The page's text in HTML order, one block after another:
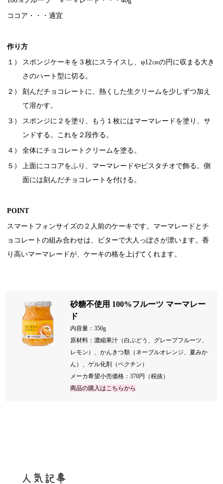
ココア・・・適宜
作り方
１）
スポンジケーキを３枚にスライスし、φ12㎝の円に収まる大き
さのハート型に切る。
２）
刻んだチョコレートに、熱くした生クリームを少しずつ加え
て溶かす。
３）
スポンジに２を塗り、もう１枚にはマーマレードを塗り、サ
ンドする。これを２段作る。
４） 全体にチョコレートクリームを塗る。
５）
上面にココアをふり、マーマレードやピスタチオで飾る。側
面には刻んだチョコレートを付ける。
POINT
スマートフォンサイズの２人前のケーキです。マーマレードとチ
ョコレートの組み合わせは、ビターで大人っぽさが漂います。香
り高いマーマレードが、ケーキの格を上げてくれます。
砂糖不使用 100%フルーツ マーマレー
ド
内容量：350g
原材料：濃縮果汁（白ぶどう、グレープフルーツ、
レモン）、かんきつ類（ネーブルオレンジ、夏みか
ん）、ゲル化剤（ペクチン）
メーカ希望小売価格：370円（税抜）
商品の購入はこちらから